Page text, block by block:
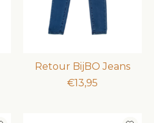
Retour BijBO Jeans
€13,95